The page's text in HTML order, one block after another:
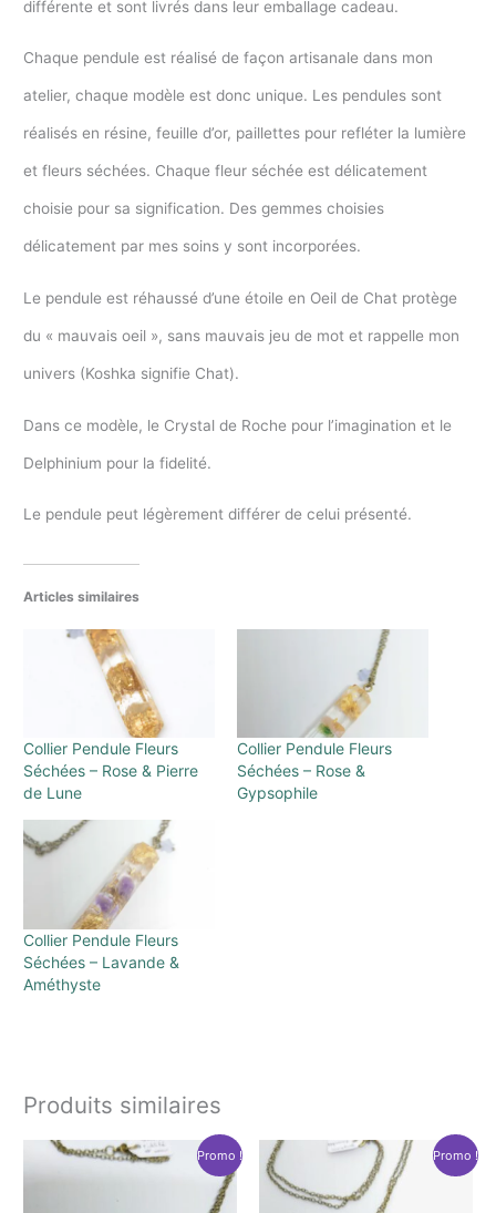
différente et sont livrés dans leur emballage cadeau.
Chaque pendule est réalisé de façon artisanale dans mon
atelier, chaque modèle est donc unique. Les pendules sont
réalisés en résine, feuille d’or, paillettes pour refléter la lumière
et fleurs séchées. Chaque fleur séchée est délicatement
choisie pour sa signification. Des gemmes choisies
délicatement par mes soins y sont incorporées.
Le pendule est réhaussé d’une étoile en Oeil de Chat protège
du « mauvais oeil », sans mauvais jeu de mot et rappelle mon
univers (Koshka signifie Chat).
Dans ce modèle, le Crystal de Roche pour l’imagination et le
Delphinium pour la fidelité.
Le pendule peut légèrement différer de celui présenté.
Articles similaires
Collier Pendule Fleurs
Séchées – Rose & Pierre
de Lune
Collier Pendule Fleurs
Séchées – Rose &
Gypsophile
Collier Pendule Fleurs
Séchées – Lavande &
Améthyste
Produits similaires
Promo ! Promo !